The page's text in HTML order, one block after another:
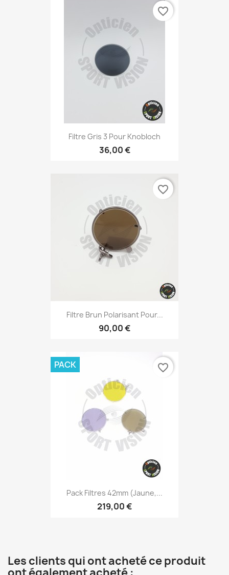
Filtre Gris 3 Pour Knobloch
36,00 €
favorite_border
Filtre Brun Polarisant Pour...
90,00 €
favorite_border
Pack Filtres 42mm (Jaune,...
219,00 €
PACK favorite_border
Les clients qui ont acheté ce produit